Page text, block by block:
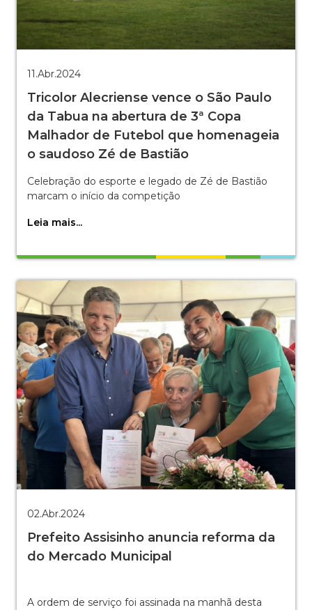
11.Abr.2024
Tricolor Alecriense vence o São Paulo
da Tabua na abertura de 3ª Copa
Malhador de Futebol que homenageia
o saudoso Zé de Bastião
Celebração do esporte e legado de Zé de Bastião
marcam o início da competição
Leia mais...
02.Abr.2024
Prefeito Assisinho anuncia reforma da
do Mercado Municipal
A ordem de serviço foi assinada na manhã desta